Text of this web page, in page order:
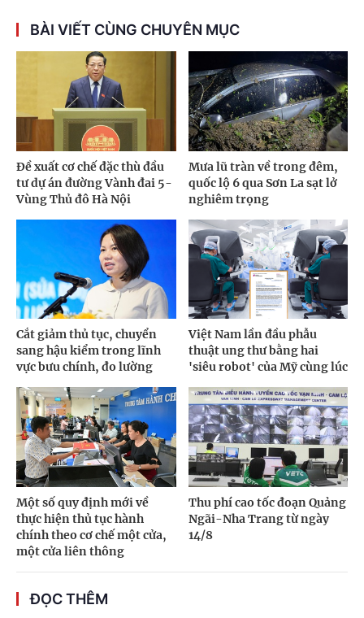
BÀI VIẾT CÙNG CHUYÊN MỤC
Đề xuất cơ chế đặc thù đầu
tư dự án đường Vành đai 5-
Vùng Thủ đô Hà Nội
Mưa lũ tràn về trong đêm,
quốc lộ 6 qua Sơn La sạt lở
nghiêm trọng
Cắt giảm thủ tục, chuyển
sang hậu kiểm trong lĩnh
vực bưu chính, đo lường
Việt Nam lần đầu phẫu
thuật ung thư bằng hai
'siêu robot' của Mỹ cùng lúc
Một số quy định mới về
thực hiện thủ tục hành
chính theo cơ chế một cửa,
một cửa liên thông
Thu phí cao tốc đoạn Quảng
Ngãi-Nha Trang từ ngày
14/8
ĐỌC THÊM